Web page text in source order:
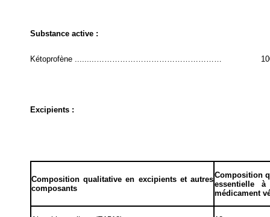
Substance active :
Kétoprofène .........…………………………………………
Excipients :
Composition qualitative en excipients et autres
composants
Composition
essentielle
médicament